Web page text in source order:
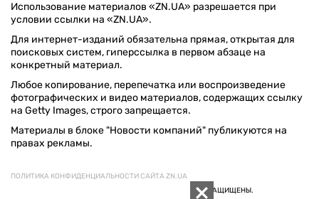
Использование материалов «ZN.UA» разрешается при
условии ссылки на «ZN.UA».
Для интернет-изданий обязательна прямая, открытая для
поисковых систем, гиперссылка в первом абзаце на
конкретный материал.
Любое копирование, перепечатка или воспроизведение
фотографических и видео материалов, содержащих ссылку
на Getty Images, строго запрещается.
Материалы в блоке "Новости компаний" публикуются на
правах рекламы.
ПОЛИТИКА КОНФИДЕНЦИАЛЬНОСТИ САЙТА ZN.UA
© 1994–2026 «ЗЕРКАЛО НЕДЕЛИ. УКРАИНА». ВСЕ ПРАВА ЗАЩИЩЕНЫ.